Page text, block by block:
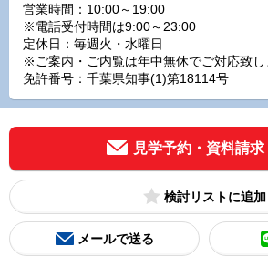
営業時間：10:00～19:00
※電話受付時間は9:00～23:00
定休日：毎週火・水曜日
※ご案内・ご内覧は年中無休でご対応致し
免許番号：千葉県知事(1)第18114号
見学予約・資料請求
検討リスト
メールで送る